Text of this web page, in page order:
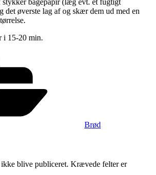
det øverste lag af og skær dem ud med en
i 15-20 min.
Brød
blive publiceret. Krævede felter er